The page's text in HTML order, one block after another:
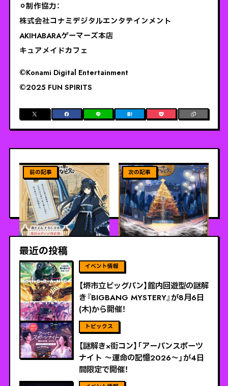
⚪︎制作協力：
株式会社コナミデジタルエンタテインメント
AKIHABARAゲーマーズ本店
キュアメイドカフェ
©️Konami Digital Entertainment
©️2025 FUN SPIRITS
ViEW MORE
【名古屋市】『音戯探偵ひな
ビタ♫ 街と心にともしびを-
復活のダバシ商店街-』が11
月1日から開催！
ViEW MORE
『音戯探偵ひなビタ♫マボロ
シノヲト-MABOROSHI
NOTE-』が11月1日（土）より
発売！
最近の投稿
ViEW MORE
【堺市立ビッグバン】館内回遊型の謎解
き『BIGBANG MYSTERY』が8月6日
(木)から開催！
ViEW MORE
【謎解き×街コン】「アーバンスポーツ
ナイト 〜運命の記憶2026〜」が4日
間限定で開催！
ViEW MORE